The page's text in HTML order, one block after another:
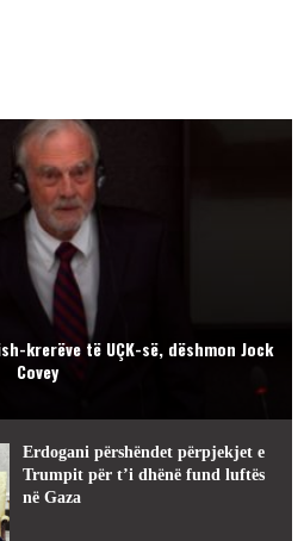
krerëve të UÇK-së, dëshmon Jock
Covey
Erdogani përshëndet përpjekjet e
Trumpit për t’i dhënë fund luftës
në Gaza